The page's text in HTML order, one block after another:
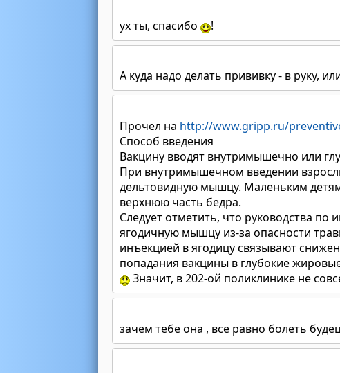
ух ты, спасибо !
А куда надо делать прививку - в руку,
Прочел на http://www.gripp.ru/
Способ введения
Вакцину вводят внутримышечно или
При внутримышечном введении
дельтовидную мышцу. Маленьким
верхнюю часть бедра.
Следует отметить, что руководства
ягодичную мышцу из-за опасности
инъекцией в ягодицу связывают
попадания вакцины в глубокие
Значит, в 202-ой поликлинике не
зачем тебе она , все равно болеть